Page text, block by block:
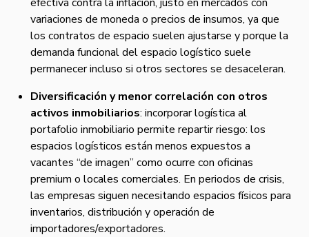
variaciones de moneda o precios de insumos, ya que
los contratos de espacio suelen ajustarse y porque la
demanda funcional del espacio logístico suele
permanecer incluso si otros sectores se desaceleran.
Diversificación y menor correlación con otros
activos inmobiliarios: incorporar logística al
portafolio inmobiliario permite repartir riesgo: los
espacios logísticos están menos expuestos a
vacantes “de imagen” como ocurre con oficinas
premium o locales comerciales. En periodos de crisis,
las empresas siguen necesitando espacios físicos para
inventarios, distribución y operación de
importadores/exportadores.